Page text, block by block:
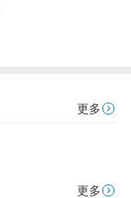
更多
更多